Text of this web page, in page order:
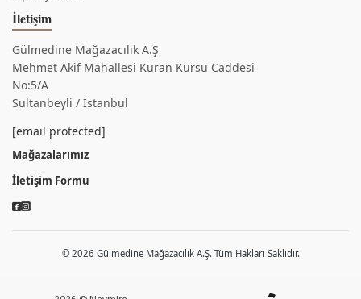
İletişim
Gülmedine Mağazacılık A.Ş
Mehmet Akif Mahallesi Kuran Kursu Caddesi
No:5/A
Sultanbeyli / İstanbul
[email protected]
Mağazalarımız
İletişim Formu
© 2026 Gülmedine Mağazacılık A.Ş. Tüm Hakları Saklıdır.